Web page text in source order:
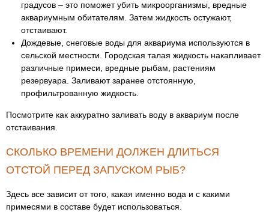
градусов – это поможет убить микроорганизмы, вредные
аквариумным обитателям. Затем жидкость остужают,
отстаивают.
Дождевые, снеговые воды для аквариума используются в
сельской местности. Городская талая жидкость накапливает
различные примеси, вредные рыбам, растениям
резервуара. Заливают заранее отстоянную,
профильтрованную жидкость.
Посмотрите как аккуратно заливать воду в аквариум после
отстаивания.
СКОЛЬКО ВРЕМЕНИ ДОЛЖЕН ДЛИТЬСЯ
ОТСТОЙ ПЕРЕД ЗАПУСКОМ РЫБ?
Здесь все зависит от того, какая именно вода и с какими
примесями в составе будет использоваться.